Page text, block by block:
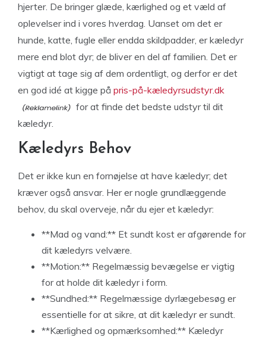
hjerter. De bringer glæde, kærlighed og et væld af
oplevelser ind i vores hverdag. Uanset om det er
hunde, katte, fugle eller endda skildpadder, er kæledyr
mere end blot dyr; de bliver en del af familien. Det er
vigtigt at tage sig af dem ordentligt, og derfor er det
en god idé at kigge på pris-på-kæledyrsudstyr.dk
for at finde det bedste udstyr til dit
kæledyr.
Kæledyrs Behov
Det er ikke kun en fornøjelse at have kæledyr; det
kræver også ansvar. Her er nogle grundlæggende
behov, du skal overveje, når du ejer et kæledyr:
**Mad og vand:** Et sundt kost er afgørende for
dit kæledyrs velvære.
**Motion:** Regelmæssig bevægelse er vigtig
for at holde dit kæledyr i form.
**Sundhed:** Regelmæssige dyrlægebesøg er
essentielle for at sikre, at dit kæledyr er sundt.
**Kærlighed og opmærksomhed:** Kæledyr